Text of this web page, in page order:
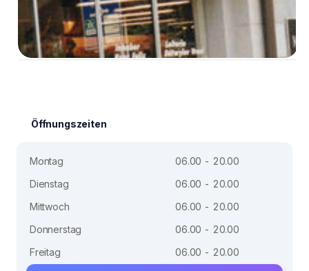
Öffnungszeiten
Montag
06.00 - 20.00
Dienstag
06.00 - 20.00
Mittwoch
06.00 - 20.00
Donnerstag
06.00 - 20.00
Freitag
06.00 - 20.00